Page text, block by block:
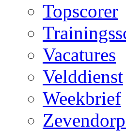
Topscorer
Vacatures
Velddienst
Weekbrief